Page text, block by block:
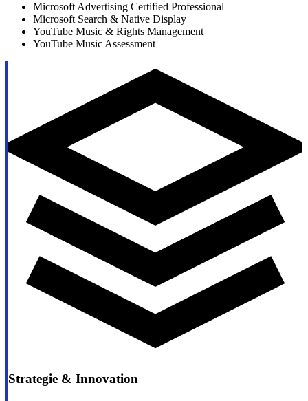
Microsoft Advertising Certified Professional
Microsoft Search & Native Display
YouTube Music & Rights Management
YouTube Music Assessment
Strategie & Innovation